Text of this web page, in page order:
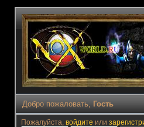
Добро пожаловать, Гость
Пожалуйста, войдите или